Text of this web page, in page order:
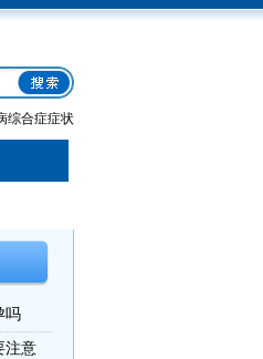
综合症症状
吗
注意